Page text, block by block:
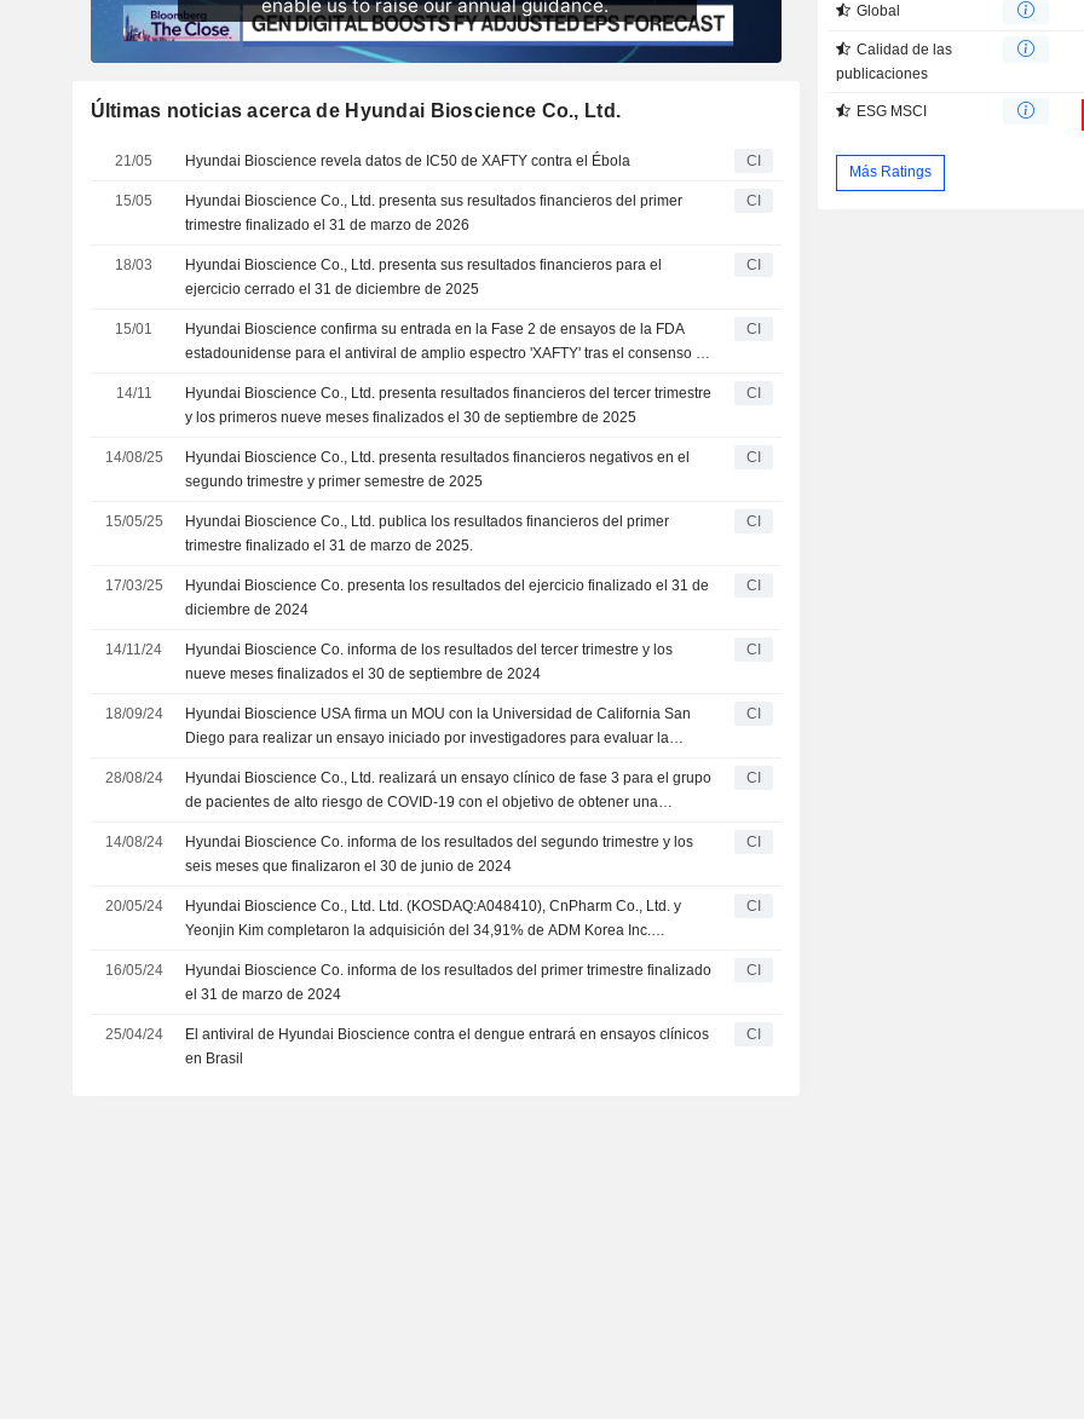
Últimas noticias acerca de Hyundai Bioscience Co., Ltd.
21/05 Hyundai Bioscience revela datos de IC50 de XAFTY contra el Ébola CI
15/05
Hyundai Bioscience Co., Ltd. presenta sus resultados financieros del primer
trimestre finalizado el 31 de marzo de 2026
CI
18/03
Hyundai Bioscience Co., Ltd. presenta sus resultados financieros para el
ejercicio cerrado el 31 de diciembre de 2025
CI
15/01
Hyundai Bioscience confirma su entrada en la Fase 2 de ensayos de la FDA
estadounidense para el antiviral de amplio espectro 'XAFTY' tras el consenso del
CI
14/11
Hyundai Bioscience Co., Ltd. presenta resultados financieros del tercer trimestre
y los primeros nueve meses finalizados el 30 de septiembre de 2025
CI
14/08/25
Hyundai Bioscience Co., Ltd. presenta resultados financieros negativos en el
segundo trimestre y primer semestre de 2025
CI
15/05/25
Hyundai Bioscience Co., Ltd. publica los resultados financieros del primer
trimestre finalizado el 31 de marzo de 2025.
CI
17/03/25
Hyundai Bioscience Co. presenta los resultados del ejercicio finalizado el 31 de
diciembre de 2024
CI
14/11/24
Hyundai Bioscience Co. informa de los resultados del tercer trimestre y los
nueve meses finalizados el 30 de septiembre de 2024
CI
18/09/24
Hyundai Bioscience USA firma un MOU con la Universidad de California San
Diego para realizar un ensayo iniciado por investigadores para evaluar la
CI
28/08/24
Hyundai Bioscience Co., Ltd. realizará un ensayo clínico de fase 3 para el grupo
de pacientes de alto riesgo de COVID-19 con el objetivo de obtener una
CI
14/08/24
Hyundai Bioscience Co. informa de los resultados del segundo trimestre y los
seis meses que finalizaron el 30 de junio de 2024
CI
20/05/24
Hyundai Bioscience Co., Ltd. Ltd. (KOSDAQ:A048410), CnPharm Co., Ltd. y
Yeonjin Kim completaron la adquisición del 34,91% de ADM Korea Inc.
CI
16/05/24
Hyundai Bioscience Co. informa de los resultados del primer trimestre finalizado
el 31 de marzo de 2024
CI
25/04/24
El antiviral de Hyundai Bioscience contra el dengue entrará en ensayos clínicos
en Brasil
CI
Global
Calidad de las
publicaciones
ESG MSCI
Más Ratings